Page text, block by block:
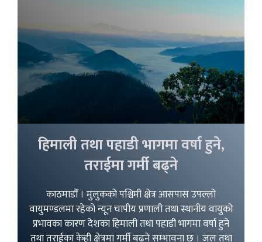
हिमाली तथा पहाडी भागमा वर्षा हुने,
तराईमा गर्मी बढ्ने
काठमाडौँ । मुलुकको पश्चिमी क्षेत्र आसपास उपल्लो
वायुमण्डलमा रहेको न्यून चापीय प्रणाली तथा स्थानीय वायुको
प्रभावका कारण देशका हिमाली तथा पहाडी भागमा वर्षा हुने